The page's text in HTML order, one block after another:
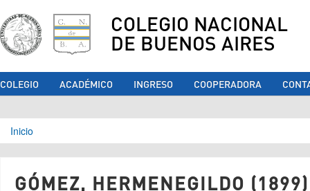
COLEGIO NACIONAL
DE BUENOS AIRES
COLEGIO ACADÉMICO INGRESO COOPERADORA
Se encuentra usted aquí
Inicio
GÓMEZ, HERMENEGILDO (1899)